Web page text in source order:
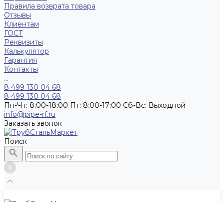
Правила возврата товара
Отзывы
Клиентам
ГОСТ
Реквизиты
Калькулятор
Гарантия
Контакты
...
8 499 130 04 68
8 499 130 04 68
Пн-Чт: 8:00-18:00 Пт: 8:00-17:00 Сб-Вс: Выходной
info@pipe-rf.ru
Заказать звонок
Поиск